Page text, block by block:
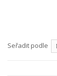
Seřadit podle